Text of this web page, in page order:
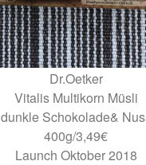
Dr.Oetker
Vitalis Multikorn Müsli
dunkle Schokolade&
400g/3,49€
Launch Oktober 2018